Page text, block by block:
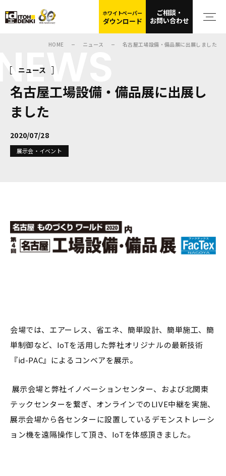
ホワイトペーパー
ダウンロード
ご相談・
お問い合わせ
HOME ニュース 名古屋工場設備・備品展に出展しました
ニュース
名古屋工場設備・備品展に出展し
ました
2020/07/28
展示会・イベント
会場では、エアーレス、省エネ、簡単設計、簡単施工、簡
単制御など、IoTを活用した弊社オリジナルの最新技術
『id-PAC』によるコンベアを展示。
展示会場と弊社イノベーションセンター、および北関東
テックセンターを繋ぎ、オンラインでのLIVE中継を実施、
展示会場から各センターに設置しているデモンストレーシ
ョン機を遠隔操作して頂き、IoTを体感頂きました。